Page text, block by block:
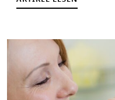
Schübe können Babys